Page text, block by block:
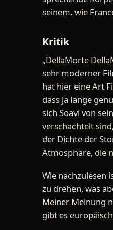
seinem, wie
Kritik
„DellaMorte
sehr moderner
hat hier eine Art
dass ja lange
sich Soavi von
verschachtelt
der Dichte der
Atmosphäre, die
Wie nachzulesen
zu drehen, was
Meiner Meinung
gibt es